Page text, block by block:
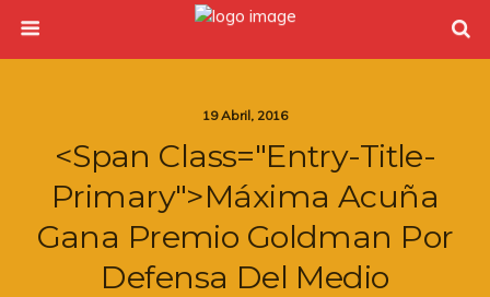
19 Abril, 2016
<span Class="entry-Title-
Primary">Máxima Acuña
Gana Premio Goldman Por
Defensa Del Medio